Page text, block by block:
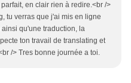
en clair rien à redire.<br />
tu verras que j'ai mis en ligne
qu'une traduction, la
ton travail de translating et
/> Tres bonne journée a toi.